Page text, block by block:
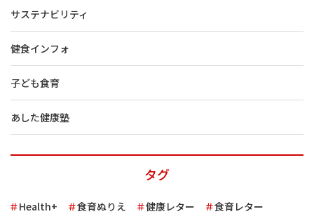
サステナビリティ
健食インフォ
子ども食育
あした健康塾
タグ
Health+ 食育ぬりえ 健康レター
食育レター